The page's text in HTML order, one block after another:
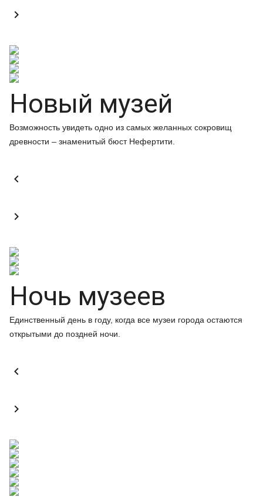

Новый музей
Возможность увидеть одно из самых желанных сокровищ
древности – знаменитый бюст Нефертити.


Ночь музеев
Единственный день в году, когда все музеи города остаются
открытыми до поздней ночи.

